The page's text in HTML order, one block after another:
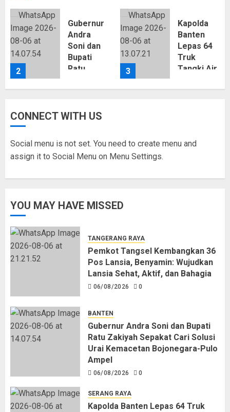
2
Gubernur
Andra
Soni dan
Bupati
Ratu
Sepakat
Solusi
Bojonegara-
Pulo
0
3
Kapolda
Banten
Lepas 64
Truk
Tangki Air
Polres
untuk
CONNECT WITH US
Social menu is not set. You need to create menu and
assign it to Social Menu on Menu Settings.
YOU MAY HAVE MISSED
TANGERANG RAYA
Pemkot Tangsel Kembangkan 36
Pos Lansia, Benyamin: Wujudkan
Lansia Sehat, Aktif, dan Bahagia
06/08/2026 0
BANTEN
Gubernur Andra Soni dan Bupati
Ratu Zakiyah Sepakat Cari Solusi
Urai Kemacetan Bojonegara-Pulo
Ampel
06/08/2026 0
SERANG RAYA
Kapolda Banten Lepas 64 Truk